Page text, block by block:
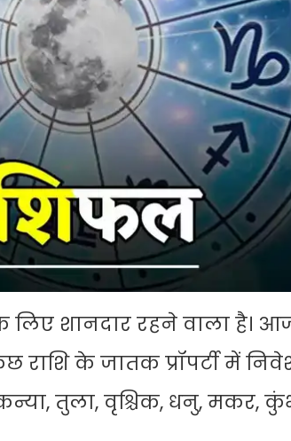
लिए शानदार रहने वाला है।
के जातक प्रॉपर्टी में
तुला, वृश्चिक, धनु, मकर,